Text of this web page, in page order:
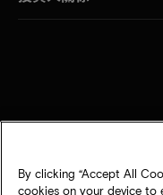
By clicking “Accept All
cookies on your device to